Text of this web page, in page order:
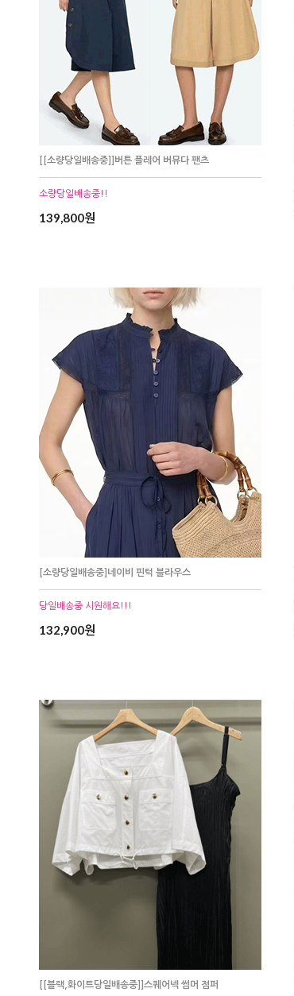
[[소량당일배송중]]버튼 플레어 버뮤다 팬츠
소량당일배송중!!
139,800원
[소량당일배송중]네이비 핀턱 블라우스
당일배송중 시원해요!!!
132,900원
[[블랙,화이트당일배송중]]스퀘어넥 썸머 점퍼